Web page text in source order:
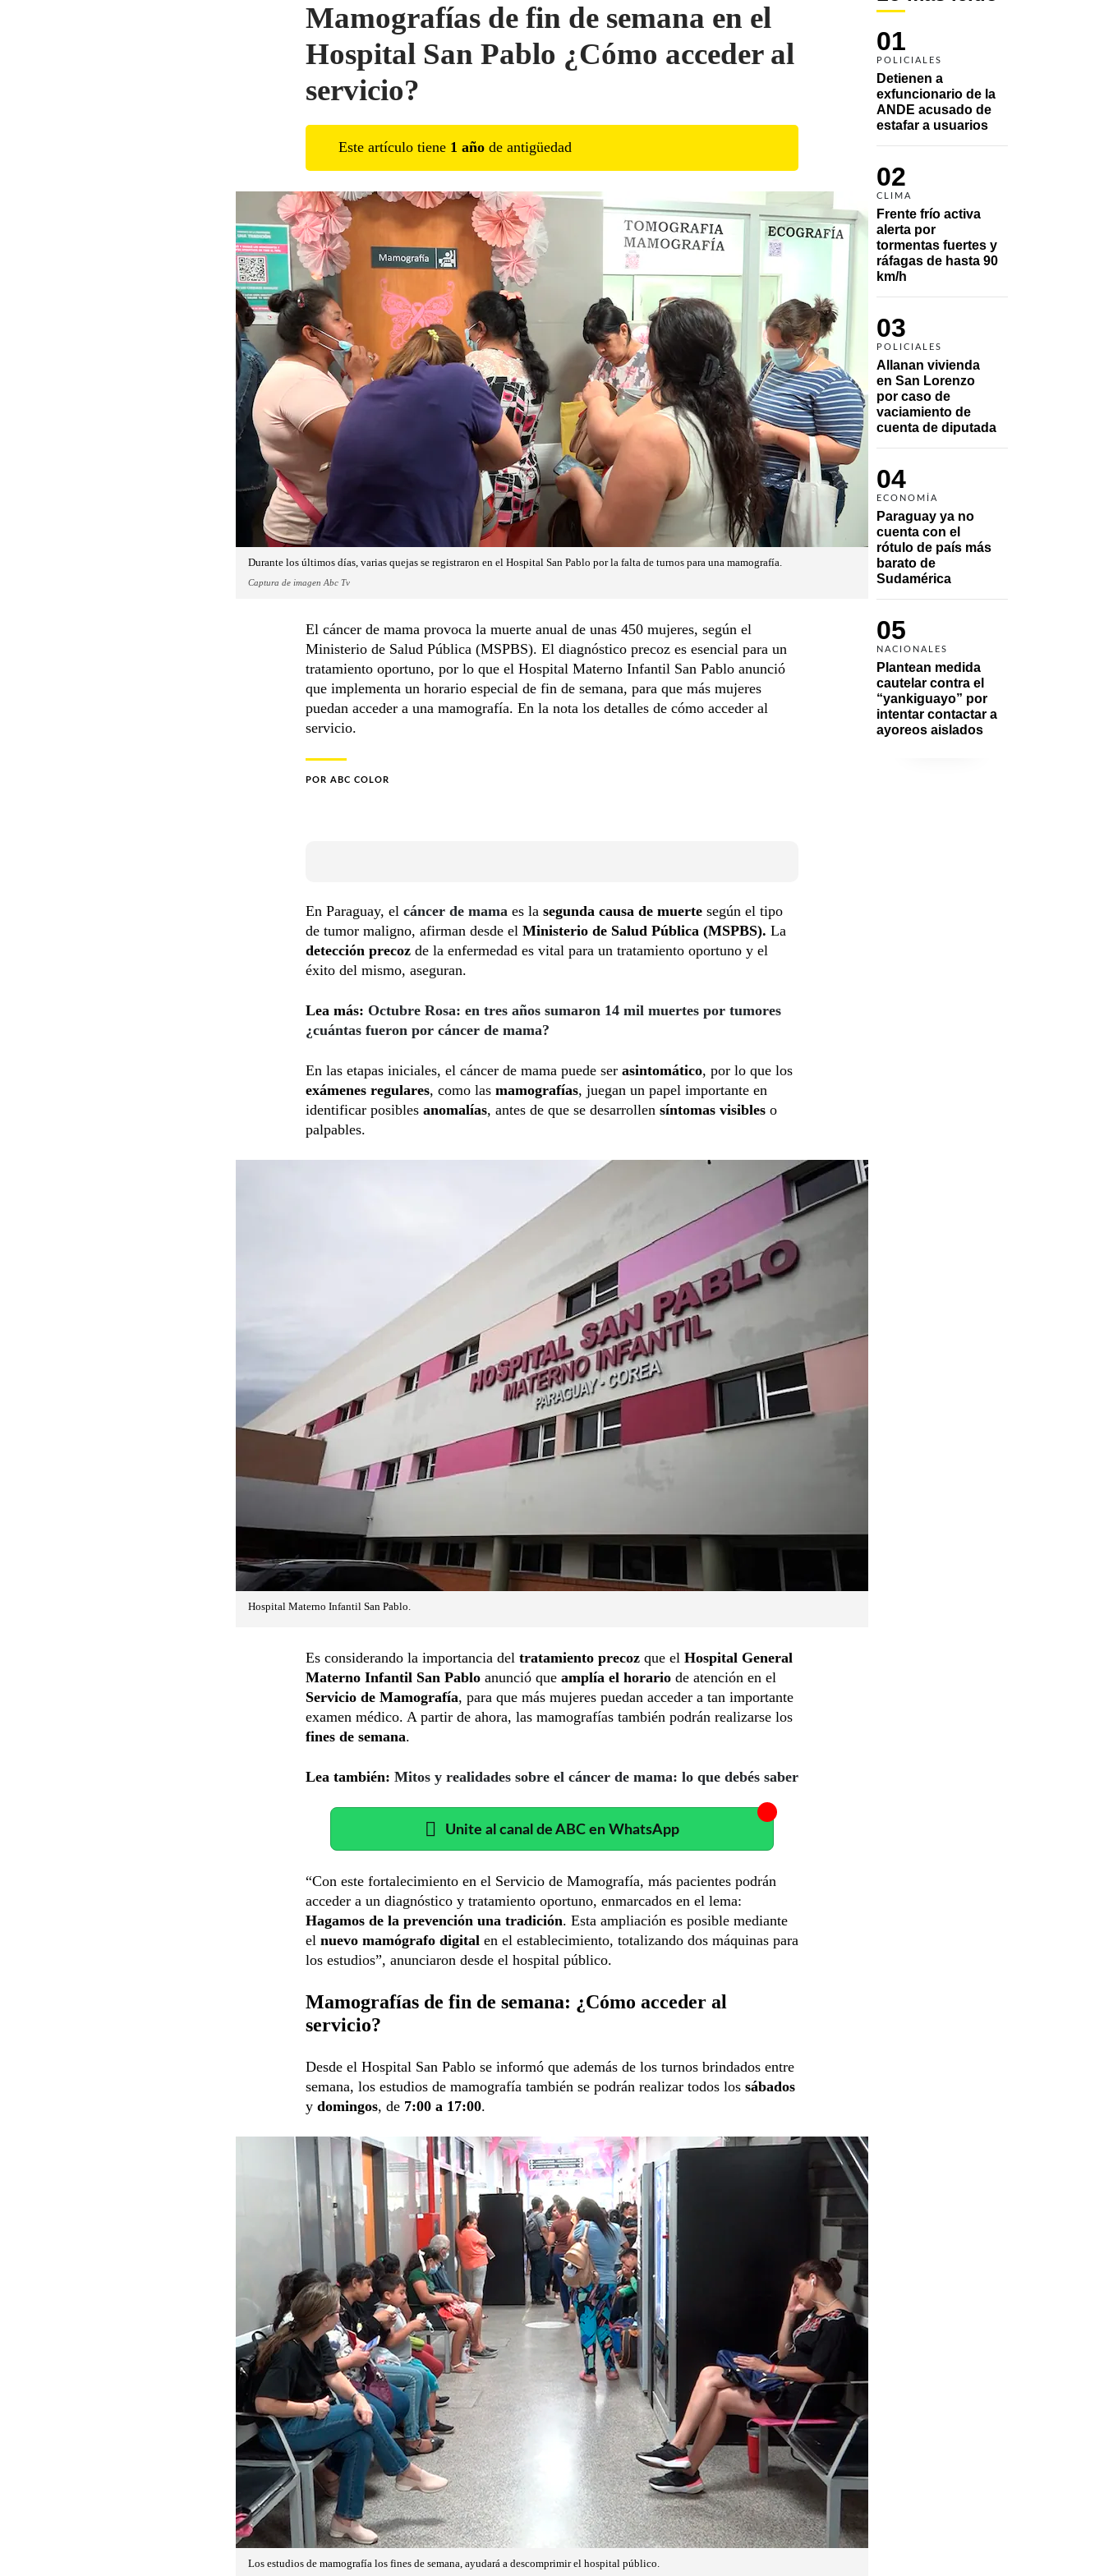
01
POLICIALES
Detienen a
exfuncionario de la
ANDE acusado de
estafar a usuarios
02
CLIMA
Frente frío activa
alerta por
tormentas fuertes y
ráfagas de hasta 90
km/h
03
POLICIALES
Allanan vivienda
en San Lorenzo
por caso de
vaciamiento de
cuenta de diputada
04
ECONOMÍA
Paraguay ya no
cuenta con el
rótulo de país más
barato de
Sudamérica
05
NACIONALES
Plantean medida
cautelar contra el
“yankiguayo” por
intentar contactar a
ayoreos aislados
Mamografías de fin de semana en el
Hospital San Pablo ¿Cómo acceder al
servicio?
Este artículo tiene 1 año de antigüedad
Durante los últimos días, varias quejas se registraron en el Hospital San Pablo por la falta de turnos para una mamografía.
Captura de imagen Abc Tv
El cáncer de mama provoca la muerte anual de unas 450 mujeres, según el
Ministerio de Salud Pública (MSPBS). El diagnóstico precoz es esencial para un
tratamiento oportuno, por lo que el Hospital Materno Infantil San Pablo anunció
que implementa un horario especial de fin de semana, para que más mujeres
puedan acceder a una mamografía. En la nota los detalles de cómo acceder al
servicio.
POR ABC COLOR
En Paraguay, el cáncer de mama es la segunda causa de muerte según el tipo
de tumor maligno, afirman desde el Ministerio de Salud Pública (MSPBS). La
detección precoz de la enfermedad es vital para un tratamiento oportuno y el
éxito del mismo, aseguran.
Lea más: Octubre Rosa: en tres años sumaron 14 mil muertes por tumores
¿cuántas fueron por cáncer de mama?
En las etapas iniciales, el cáncer de mama puede ser asintomático, por lo que los
exámenes regulares, como las mamografías, juegan un papel importante en
identificar posibles anomalías, antes de que se desarrollen síntomas visibles o
palpables.
Hospital Materno Infantil San Pablo.
Es considerando la importancia del tratamiento precoz que el Hospital General
Materno Infantil San Pablo anunció que amplía el horario de atención en el
Servicio de Mamografía, para que más mujeres puedan acceder a tan importante
examen médico. A partir de ahora, las mamografías también podrán realizarse los
fines de semana.
Lea también: Mitos y realidades sobre el cáncer de mama: lo que debés saber
Unite al canal de ABC en WhatsApp
“Con este fortalecimiento en el Servicio de Mamografía, más pacientes podrán
acceder a un diagnóstico y tratamiento oportuno, enmarcados en el lema:
Hagamos de la prevención una tradición. Esta ampliación es posible mediante
el nuevo mamógrafo digital en el establecimiento, totalizando dos máquinas para
los estudios”, anunciaron desde el hospital público.
Mamografías de fin de semana: ¿Cómo acceder al
servicio?
Desde el Hospital San Pablo se informó que además de los turnos brindados entre
semana, los estudios de mamografía también se podrán realizar todos los sábados
y domingos, de 7:00 a 17:00.
Los estudios de mamografía los fines de semana, ayudará a descomprimir el hospital público.